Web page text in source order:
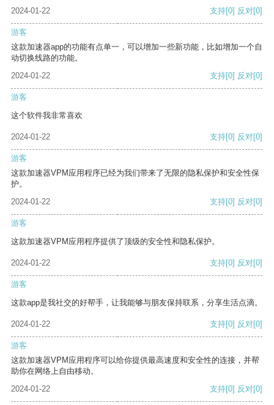
2024-01-22 支持[0] 反对[0]
游客
这款加速器app的功能有点单一，可以增加一些新功能，比如增加一个自
动切换线路的功能。
2024-01-22
支持[0] 反对[0]
游客
这个软件我非常喜欢
2024-01-22 支持[0] 反对[0]
游客
这款加速器VPM应用程序已经为我们带来了无限的隐私保护和安全性保
护。
2024-01-22
支持[0] 反对[0]
游客
这款加速器VPM应用程序提供了顶级的安全性和隐私保护。
2024-01-22 支持[0] 反对[0]
游客
这款app是我社交的好帮手，让我能够与朋友保持联系，分享生活点滴。
2024-01-22 支持[0] 反对[0]
游客
这款加速器VPM应用程序可以给你提供最高速度和安全性的连接，并帮
助你在网络上自由移动。
2024-01-22
支持[0] 反对[0]